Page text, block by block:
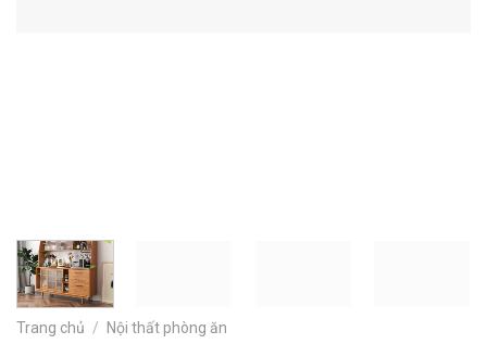
Trang chủ / Nội thất phòng ăn